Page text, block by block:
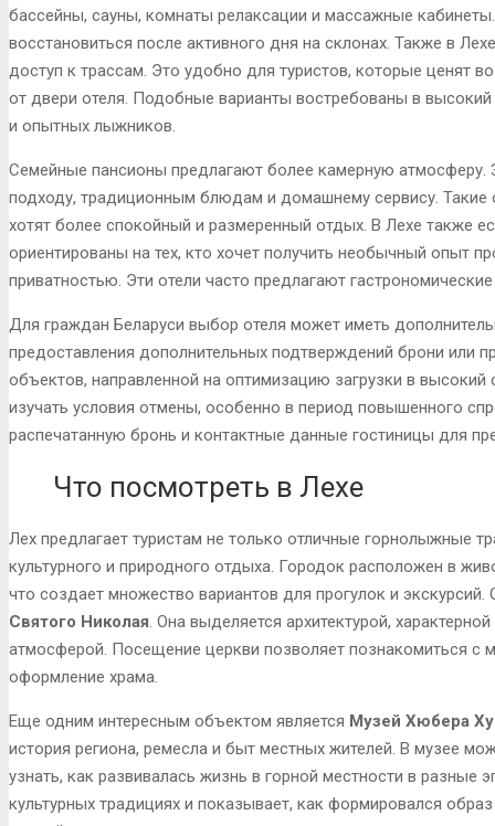
бассейны, сауны, комнаты релаксации и массажные
восстановиться после активного дня на склонах. Также в
доступ к трассам. Это удобно для туристов, которые ценят
от двери отеля. Подобные варианты востребованы в
и опытных лыжников.
Семейные пансионы предлагают более камерную атмосферу.
подходу, традиционным блюдам и домашнему сервису. Такие
хотят более спокойный и размеренный отдых. В Лехе также
ориентированы на тех, кто хочет получить необычный опыт
приватностью. Эти отели часто предлагают
Для граждан Беларуси выбор отеля может иметь
предоставления дополнительных подтверждений брони или
объектов, направленной на оптимизацию загрузки в
изучать условия отмены, особенно в период повышенного
распечатанную бронь и контактные данные гостиницы для
Что посмотреть в Лехе
Лех предлагает туристам не только отличные горнолыжные
культурного и природного отдыха. Городок расположен в
что создает множество вариантов для прогулок и
Святого Николая . Она выделяется архитектурой,
атмосферой. Посещение церкви позволяет познакомиться с
оформление храма.
Еще одним интересным объектом является Музей Хюбера
история региона, ремесла и быт местных жителей. В музее
узнать, как развивалась жизнь в горной местности в разные
культурных традициях и показывает, как формировался